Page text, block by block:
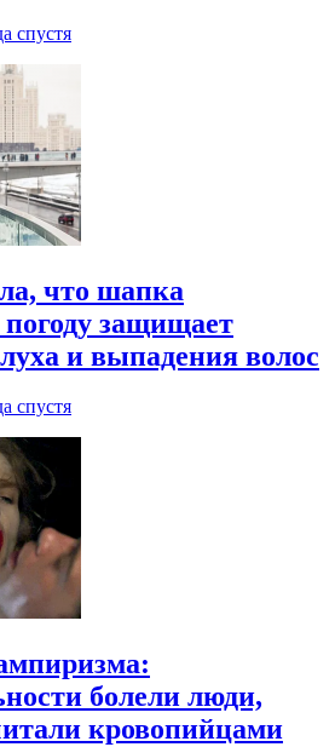
спустя
что шапка
защищает
и выпадения волос
спустя
болели люди,
кровопийцами